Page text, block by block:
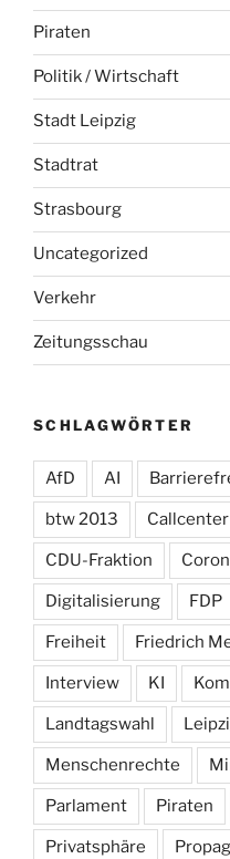
Piraten
Politik / Wirtschaft
Stadt Leipzig
Stadtrat
Strasbourg
Uncategorized
Verkehr
Zeitungsschau
SCHLAGWÖRTER
AfD AI
btw 2013 Callcenter
CDU-Fraktion
Digitalisierung FDP
Freiheit Friedrich
Interview KI
Landtagswahl
Menschenrechte
Parlament Piraten
Privatsphäre